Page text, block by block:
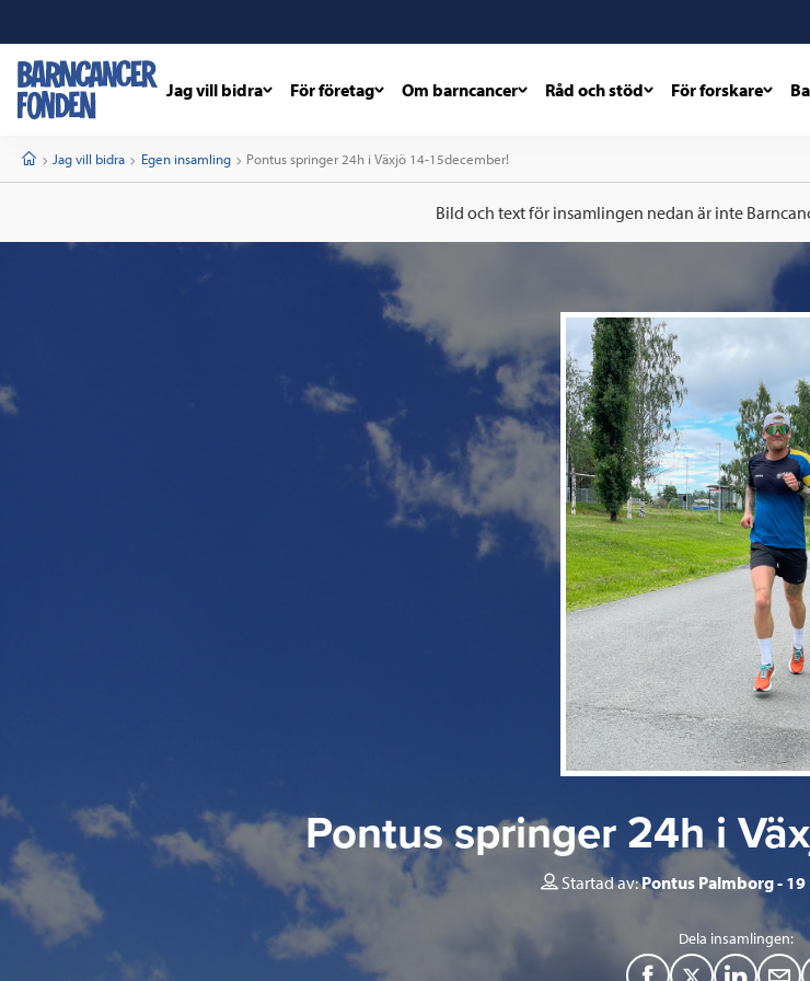
Jag vill bidra För företag Om barncancer Råd och stöd För forskare
StartJag vill bidra Egen insamling Current:
Pontus springer 24h i Växjö 14-15december!
Bild och text för insamlingen nedan är inte
Pontus springer 24h i
Startad av:Pontus Palmborg 19
Dela insamlingen: